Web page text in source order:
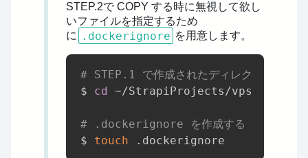
STEP.2で COPY する時に無視して欲し
いファイルを指定するため
に
.dockerignore を用意します。
# STEP.1 で作成されたディレクトリに移
$ cd ~/StrapiProjects/vps-
# .dockerignore を作成する
$ touch